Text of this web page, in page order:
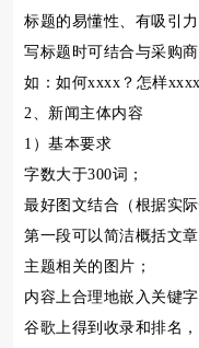
标题的易懂性、有吸引
写标题时可结合与采购
如：如何xxxx？怎样
2、新闻主体内容
1）基本要求
字数大于300词；
最好图文结合（根据实
第一段可以简洁概括文
主题相关的图片；
内容上合理地嵌入关键
谷歌上得到收录和排名